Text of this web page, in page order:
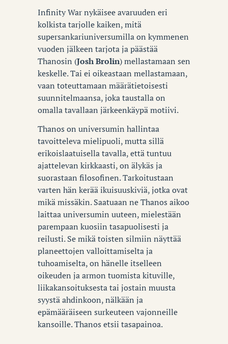
Infinity War nykäisee avaruuden eri
kolkista tarjolle kaiken, mitä
supersankariuniversumilla on kymmenen
vuoden jälkeen tarjota ja päästää
Thanosin (Josh Brolin) mellastamaan sen
keskelle. Tai ei oikeastaan mellastamaan,
vaan toteuttamaan määrätietoisesti
suunnitelmaansa, joka taustalla on
omalla tavallaan järkeenkäypä motiivi.
Thanos on universumin hallintaa
tavoitteleva mielipuoli, mutta sillä
erikoislaatuisella tavalla, että tuntuu
ajattelevan kirkkaasti, on älykäs ja
suorastaan filosofinen. Tarkoitustaan
varten hän kerää ikuisuuskiviä, jotka ovat
mikä missäkin. Saatuaan ne Thanos aikoo
laittaa universumin uuteen, mielestään
parempaan kuosiin tasapuolisesti ja
reilusti. Se mikä toisten silmiin näyttää
planeettojen valloittamiselta ja
tuhoamiselta, on hänelle itselleen
oikeuden ja armon tuomista kituville,
liikakansoituksesta tai jostain muusta
syystä ahdinkoon, nälkään ja
epämääräiseen surkeuteen vajonneille
kansoille. Thanos etsii tasapainoa.